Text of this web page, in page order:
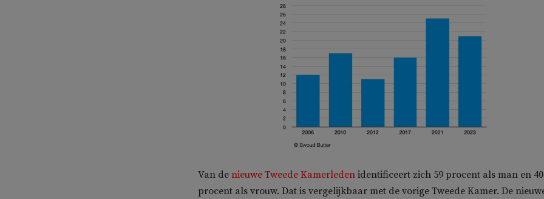
Van de nieuwe Tweede Kamerleden identificeert zich 59 procent als man en 40
procent als vrouw. Dat is vergelijkbaar met de vorige Tweede Kamer. De